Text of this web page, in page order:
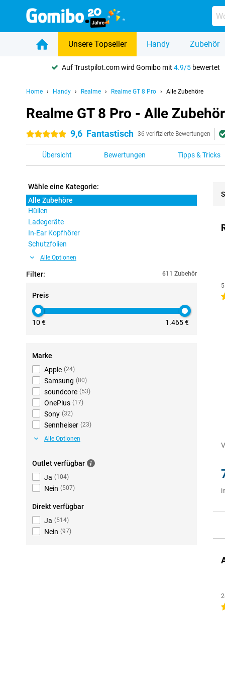
Unsere Topseller Handy Zubehör
Auf Trustpilot.com wird Gomibo mit4.9/5 bewertet
Home Handy Realme Realme GT 8 Pro Alle Zubehöre
Realme GT 8 Pro - Alle
5 Sterne 9,6 Fantastisch 36 verifizierte Bewertungen
Übersicht Bewertungen Tipps & Tricks
Wähle eine Kategorie:
Alle Zubehöre
Hüllen
Ladegeräte
In-Ear Kopfhörer
Schutzfolien
Alle Optionen
Filter: 611 Zubehör
Preis
10 € 1.465 €
Marke
Apple (24)
Samsung (80)
soundcore (53)
OnePlus (17)
Sony (32)
Sennheiser (23)
Alle Optionen
Outlet verfügbar
Ja (104)
Nein (507)
Direkt verfügbar
Ja (514)
Nein (97)